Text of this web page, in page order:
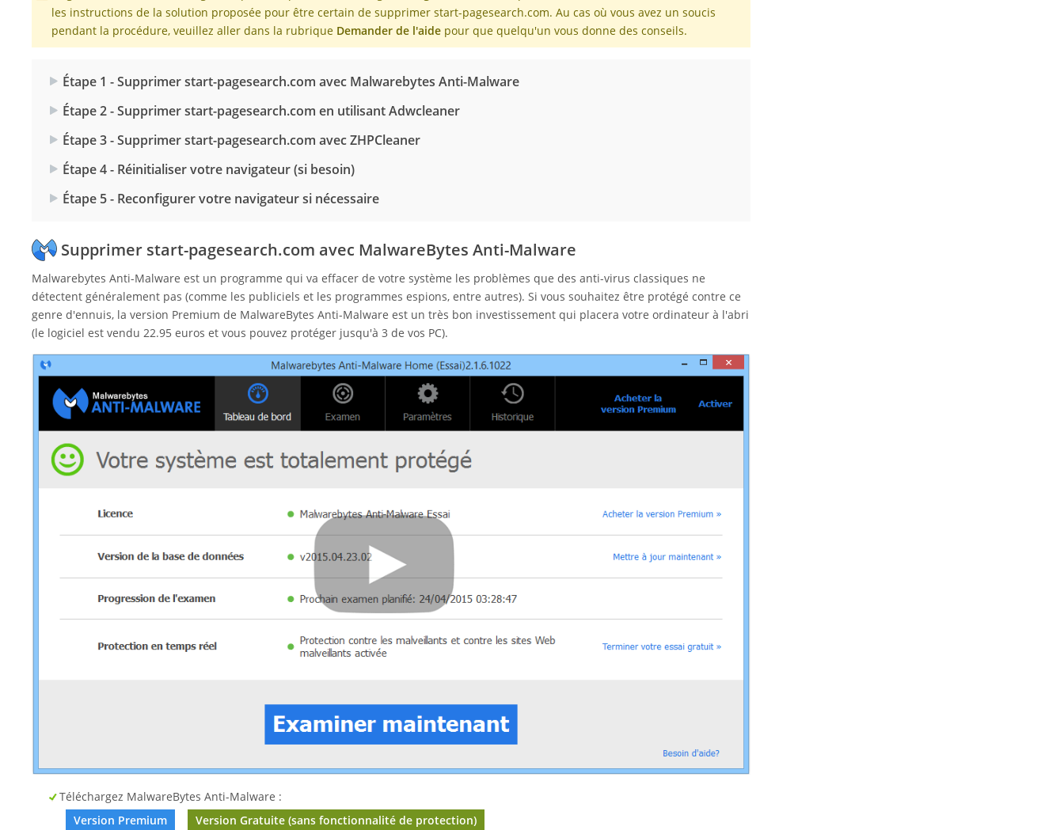
les instructions de la solution proposée pour être certain de supprimer start-pagesearch.com. Au cas où vous avez un soucis
pendant la procédure, veuillez aller dans la rubrique Demander de l'aide pour que quelqu'un vous donne des conseils.
Étape 1 - Supprimer start-pagesearch.com avec Malwarebytes Anti-Malware
Étape 2 - Supprimer start-pagesearch.com en utilisant Adwcleaner
Étape 3 - Supprimer start-pagesearch.com avec ZHPCleaner
Étape 4 - Réinitialiser votre navigateur (si besoin)
Étape 5 - Reconfigurer votre navigateur si nécessaire
Supprimer start-pagesearch.com avec MalwareBytes Anti-Malware
Malwarebytes Anti-Malware est un programme qui va effacer de votre système les problèmes que des anti-virus classiques ne
détectent généralement pas (comme les publiciels et les programmes espions, entre autres). Si vous souhaitez être protégé contre ce
genre d'ennuis, la version Premium de MalwareBytes Anti-Malware est un très bon investissement qui placera votre ordinateur à l'abri
(le logiciel est vendu 22.95 euros et vous pouvez protéger jusqu'à 3 de vos PC).
Téléchargez MalwareBytes Anti-Malware :
Version Premium
Version Gratuite (sans fonctionnalité de protection)